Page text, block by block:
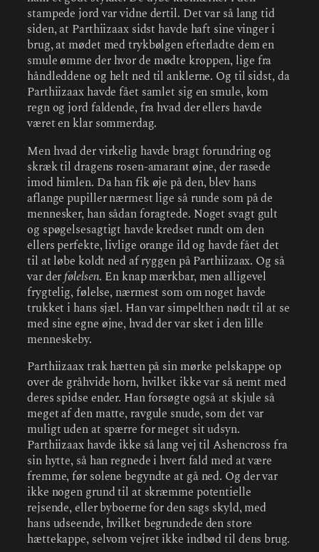
stampede jord var vidne dertil. Det var så lang tid
siden, at Parthiizaax sidst havde haft sine vinger i
brug, at mødet med trykbølgen efterladte dem en
smule ømme der hvor de mødte kroppen, lige fra
håndleddene og helt ned til anklerne. Og til sidst, da
Parthiizaax havde fået samlet sig en smule, kom
regn og jord faldende, fra hvad der ellers havde
været en klar sommerdag.
Men hvad der virkelig havde bragt forundring og
skræk til dragens rosen-amarant øjne, der rasede
imod himlen. Da han fik øje på den, blev hans
aflange pupiller nærmest lige så runde som på de
mennesker, han sådan foragtede. Noget svagt gult
og spøgelsesagtigt havde kredset rundt om den
ellers perfekte, livlige orange ild og havde fået det
til at løbe koldt ned af ryggen på Parthiizaax. Og så
var derfølelsen. En knap mærkbar, men alligevel
frygtelig, følelse, nærmest som om noget havde
trukket i hans sjæl. Han var simpelthen nødt til at se
med sine egne øjne, hvad der var sket i den lille
menneskeby.
Parthiizaax trak hætten på sin mørke pelskappe op
over de gråhvide horn, hvilket ikke var så nemt med
deres spidse ender. Han forsøgte også at skjule så
meget af den matte, ravgule snude, som det var
muligt uden at spærre for meget sit udsyn.
Parthiizaax havde ikke så lang vej til Ashencross fra
sin hytte, så han regnede i hvert fald med at være
fremme, før solene begyndte at gå ned. Og der var
ikke nogen grund til at skræmme potentielle
rejsende, eller byboerne for den sags skyld, med
hans udseende, hvilket begrundede den store
hættekappe, selvom vejret ikke indbød til dens brug.